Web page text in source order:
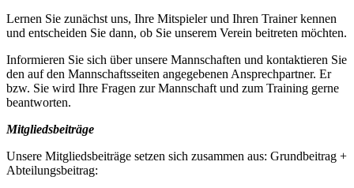
Lernen Sie zunächst uns, Ihre Mitspieler und Ihren Trainer kennen
und entscheiden Sie dann, ob Sie unserem Verein beitreten möchten.
Informieren Sie sich über unsere Mannschaften und kontaktieren Sie
den auf den Mannschaftsseiten angegebenen Ansprechpartner. Er
bzw. Sie wird Ihre Fragen zur Mannschaft und zum Training gerne
beantworten.
Mitgliedsbeiträge
Unsere Mitgliedsbeiträge setzen sich zusammen aus: Grundbeitrag +
Abteilungsbeitrag: